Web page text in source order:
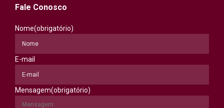
Fale Conosco
Nome(obrigatório)
E-mail
Mensagem(obrigatório)